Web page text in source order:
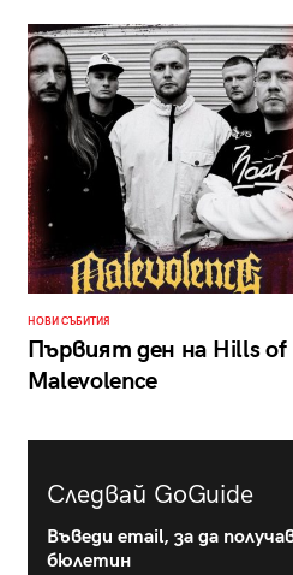
НОВИ СЪБИТИЯ
Първият ден на Hills of
Malevolence
Следвай GoGuide
Въведи email, за да
бюлетин